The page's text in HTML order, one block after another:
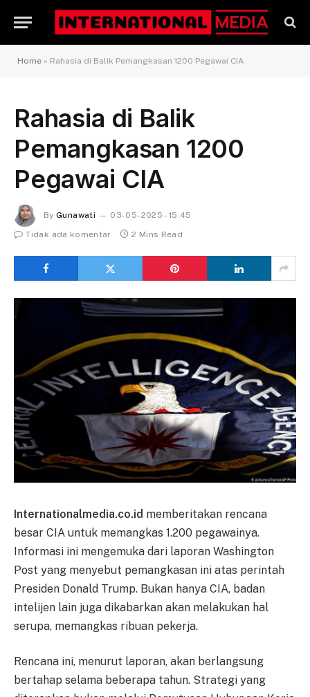
Home » Rahasia di Balik Pemangkasan 1200 Pegawai CIA
Rahasia di Balik
Pemangkasan 1200
Pegawai CIA
By Gunawati
03-05-2025 - 15.45
Tidak ada komentar
2 Mins Read
Internationalmedia.co.id memberitakan rencana
besar CIA untuk memangkas 1.200 pegawainya.
Informasi ini mengemuka dari laporan Washington
Post yang menyebut pemangkasan ini atas perintah
Presiden Donald Trump. Bukan hanya CIA, badan
intelijen lain juga dikabarkan akan melakukan hal
serupa, memangkas ribuan pekerja.
Rencana ini, menurut laporan, akan berlangsung
bertahap selama beberapa tahun. Strategi yang